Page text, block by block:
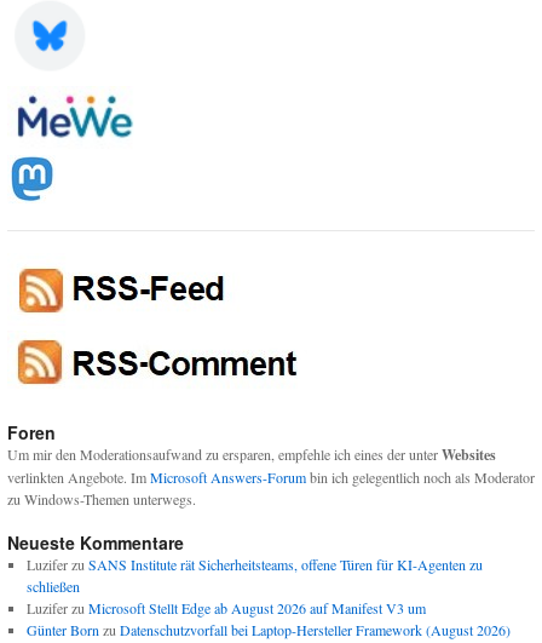
Foren
Um mir den Moderationsaufwand zu ersparen, empfehle ich eines der unterWebsites
verlinkten Angebote. ImMicrosoft Answers-Forumbin ich gelegentlich noch als Moderator
zu Windows-Themen unterwegs.
Neueste Kommentare
LuziferzuSANS Institute rät Sicherheitsteams, offene Türen für KI-Agenten zu
schließen
LuziferzuMicrosoft Stellt Edge ab August 2026 auf Manifest V3 um
Günter BornzuDatenschutzvorfall bei Laptop-Hersteller Framework (August 2026)